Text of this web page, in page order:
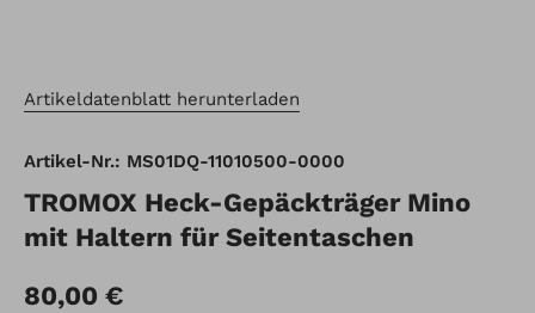
Artikeldatenblatt herunterladen
Artikel-Nr.: MS01DQ-11010500-0000
TROMOX Heck-Gepäckträger Mino
mit Haltern für Seitentaschen
80,00 €